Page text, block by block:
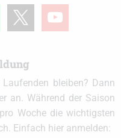
youtube
bleiben? Dann
an. Während der Saison
Woche die wichtigsten
Einfach hier anmelden: